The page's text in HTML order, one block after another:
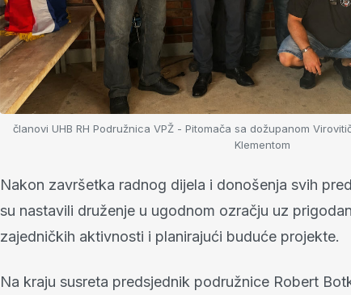
članovi UHB RH Podružnica VPŽ - Pitomača sa dožupanom
Klementom
Nakon završetka radnog dijela i donošenja svih
su nastavili druženje u ugodnom ozračju uz
zajedničkih aktivnosti i planirajući buduće projekte.
Na kraju susreta predsjednik podružnice Robert